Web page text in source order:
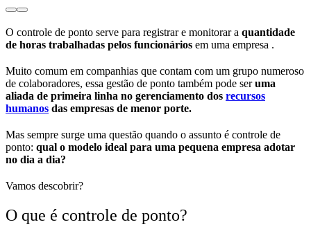
O controle de ponto serve para registrar e monitorar a quantidade
de horas trabalhadas pelos funcionários em uma empresa .
Muito comum em companhias que contam com um grupo numeroso
de colaboradores, essa gestão de ponto também pode seruma
aliada de primeira linha no gerenciamento dos recursos
humanos das empresas de menor porte.
Mas sempre surge uma questão quando o assunto é controle de
ponto: qual o modelo ideal para uma pequena empresa adotar
no dia a dia?
Vamos descobrir?
O que é controle de ponto?